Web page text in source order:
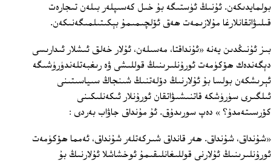
بولمايدىكەن. ئۇنىڭ ئۈستىگە بۇ خىل كەسىپلەر بىلەن تىجارەت
قىلىۋاتقانلارغا مۇلازىمەت ھەق ئۆلچىمىمۇ بېكىتىلمىگەنىكەن.
بىز ئۇنىڭدىن يەنە «ئۇنداقتا، مەسىلەن، ئۇلار خەلق ئىشلار ئىدارىسى
دېگەندەك ھۆكۈمەت ئورۇنلىرىنىڭ قوللىشى ۋە رىغبەتلەندۈرۈشىگە
ئېرىشكەن بولسا بۇ ئۇلارنىڭ دۆلەتنىڭ شىنجاڭ سىياسىتىنى
ئىلگىرى سۈرۈشكە قاتنىشىۋاتقان ئورۇنلار ئىكەنلىكىنى
كۆرسىتەمدۇ؟ » دەپ سورىدۇق. ئۇ مۇنداق جاۋاب بەردى :
«شۇنداق، شۇنداق. ھەر قانداق شىركەتلەر شۇنداق، ئەمما ھۆكۈمەت
ئورۇنلىرىنىڭ ئۇلارنى قوللىغانلىقىمۇ ئوخشاشلا ئۇلارنىڭ بۇ